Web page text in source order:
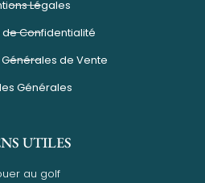
Légales
de Confidentialité
de Vente
Générales
UTILES
au golf